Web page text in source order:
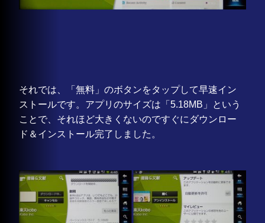
それでは、「無料」のボタンをタップして早速イン
ストールです。アプリのサイズは「5.18MB」という
ことで、それほど大きくないのですぐにダウンロー
ド＆インストール完了しました。